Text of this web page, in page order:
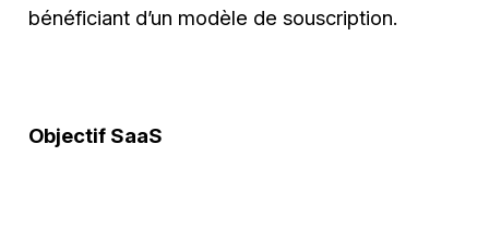
bénéficiant d’un modèle de souscription.
Objectif SaaS